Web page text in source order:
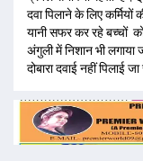
दवा पिलाने के लिए
यानी सफर कर रहे बच्चों
अंगुली में निशान भी
दोबारा दवाई नहीं पिलाई